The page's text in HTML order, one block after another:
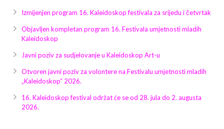
Galerija 2022
Galerija 2024
Galerija 2025
Izmijenjen program 16. Kaleidoskop festivala za srijedu i četvrtak
Objavljen kompletan program 16. Festivala umjetnosti mladih
Kaleidoskop
Javni poziv za sudjelovanje u Kaleidoskop Art-u
Otvoren javni poziv za volontere na Festivalu umjetnosti mladih
„Kaleidoskop“ 2026.
16. Kaleidoskop festival održat će se od 28. jula do 2. augusta
2026.